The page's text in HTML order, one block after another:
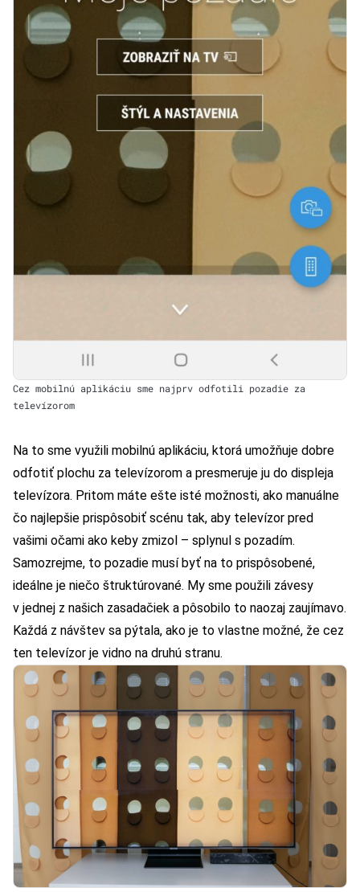
Cez mobilnú aplikáciu sme najprv odfotili pozadie za
televízorom
Na to sme využili mobilnú aplikáciu, ktorá umožňuje dobre
odfotiť plochu za televízorom a presmeruje ju do displeja
televízora. Pritom máte ešte isté možnosti, ako manuálne
čo najlepšie prispôsobiť scénu tak, aby televízor pred
vašimi očami ako keby zmizol – splynul s pozadím.
Samozrejme, to pozadie musí byť na to prispôsobené,
ideálne je niečo štruktúrované. My sme použili závesy
v jednej z našich zasadačiek a pôsobilo to naozaj zaujímavo.
Každá z návštev sa pýtala, ako je to vlastne možné, že cez
ten televízor je vidno na druhú stranu.